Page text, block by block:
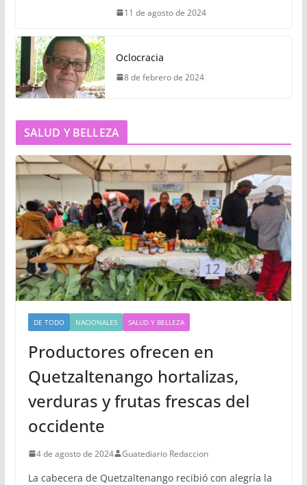
11 de agosto de 2024
Oclocracia
8 de febrero de 2024
SALUD Y BELLEZA
DE TODO NACIONALES SALUD Y BELLEZA
Productores ofrecen en
Quetzaltenango hortalizas,
verduras y frutas frescas del
occidente
4 de agosto de 2024 Guatediario Redaccion
La cabecera de Quetzaltenango recibió con alegría la